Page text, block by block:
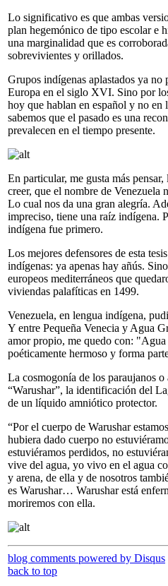
Lo significativo es que ambas
plan hegemónico de tipo escolar e
una marginalidad que es
sobrevivientes y orillados.
Grupos indígenas aplastados ya no
Europa en el siglo XVI. Sino por
hoy que hablan en español y no
sabemos que el pasado es una
prevalecen en el tiempo presente.
En particular, me gusta más
creer, que el nombre de Venezuela
Lo cual nos da una gran alegría.
impreciso, tiene una raíz indígena.
indígena fue primero.
Los mejores defensores de esta
indígenas: ya apenas hay añús.
europeos mediterráneos que
viviendas palafíticas en 1499.
Venezuela, en lengua indígena,
Y entre Pequeña Venecia y Agua
amor propio, me quedo con:
poéticamente hermoso y forma
La cosmogonía de los paraujanos
“Warushar”, la identificación del
de un líquido amniótico protector.
“Por el cuerpo de Warushar
hubiera dado cuerpo no
estuviéramos perdidos, no
vive del agua, yo vivo en el agua
y arena, de ella y de nosotros
es Warushar… Warushar está
moriremos con ella.
blog comments powered by Disqus
back to top